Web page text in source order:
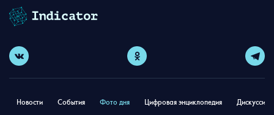
Новости События Фото дня Цифровая энциклопедия